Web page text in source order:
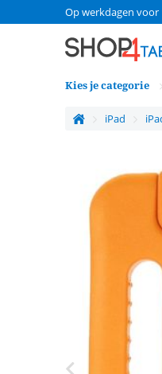
Op werkdagen voor
Kies je categorie
iPad